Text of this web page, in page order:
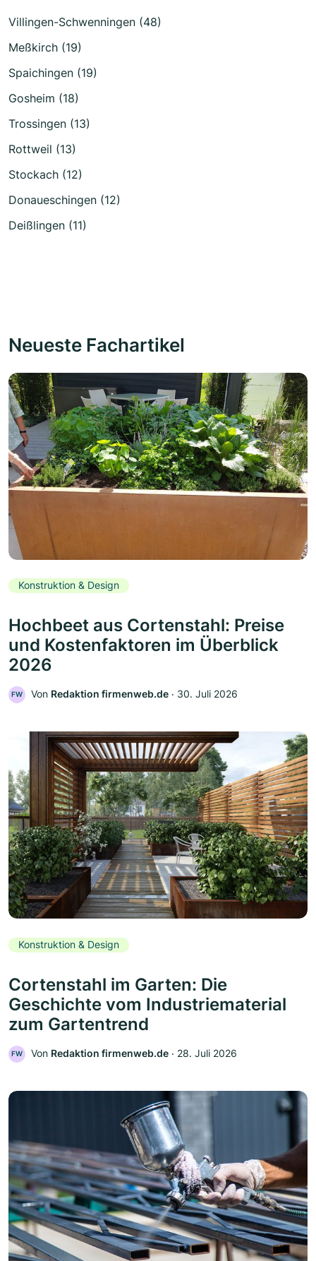
Villingen-Schwenningen (48)
Meßkirch (19)
Spaichingen (19)
Gosheim (18)
Trossingen (13)
Rottweil (13)
Stockach (12)
Donaueschingen (12)
Deißlingen (11)
Neueste Fachartikel
Konstruktion & Design
Hochbeet aus Cortenstahl: Preise
und Kostenfaktoren im Überblick
2026
FW Von Redaktion firmenweb.de ‧ 30. Juli 2026
Konstruktion & Design
Cortenstahl im Garten: Die
Geschichte vom Industriematerial
zum Gartentrend
FW Von Redaktion firmenweb.de ‧ 28. Juli 2026